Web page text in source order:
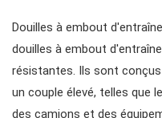
clé à tube et
fraises, pinces, etc.
outils pour fluides
chariots à outils
accessoires de
pinces, couteaux,
outils de service
#clés
Douilles à embout
douilles à embout
résistantes. Ils sont
un couple élevé, telles que
des camions et des